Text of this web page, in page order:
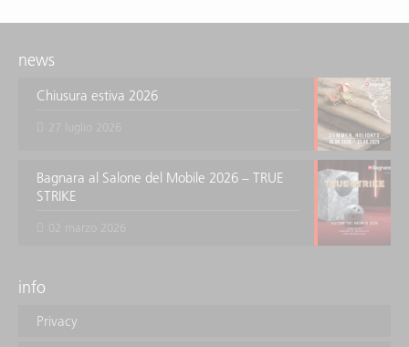
news
Chiusura estiva 2026
Bagnara al Salone del Mobile 2026 – TRUE
STRIKE
info
Privacy